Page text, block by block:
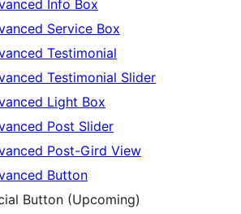
Info Box
Service Box
Testimonial
Testimonial Slider
Light Box
Post Slider
Post-Gird View
Button
Button (Upcoming)